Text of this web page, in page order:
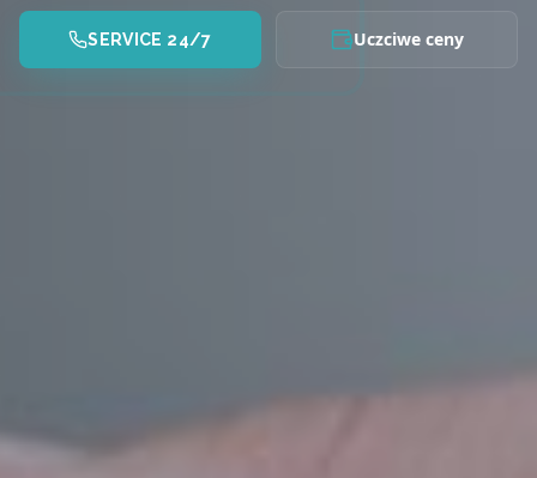
SERVICE 24/7 Uczciwe ceny